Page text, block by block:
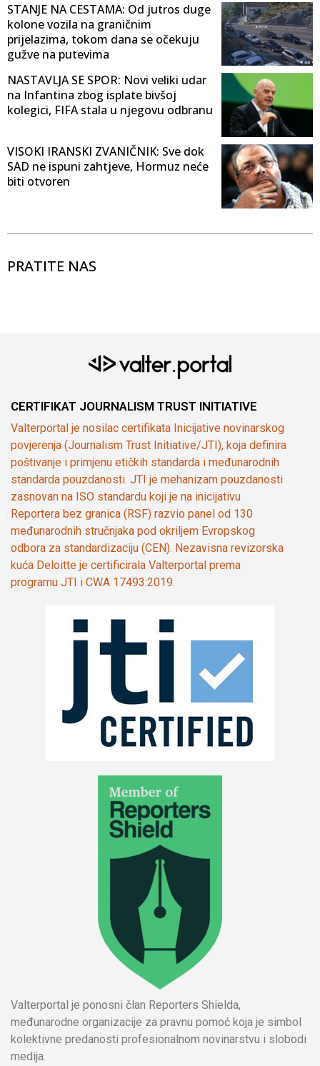
STANJE NA CESTAMA: Od jutros duge
kolone vozila na graničnim
prijelazima, tokom dana se očekuju
gužve na putevima
NASTAVLJA SE SPOR: Novi veliki udar
na Infantina zbog isplate bivšoj
kolegici, FIFA stala u njegovu odbranu
VISOKI IRANSKI ZVANIČNIK: Sve dok
SAD ne ispuni zahtjeve, Hormuz neće
biti otvoren
PRATITE NAS
CERTIFIKAT JOURNALISM TRUST INITIATIVE
Valterportal je nosilac certifikata Inicijative novinarskog
povjerenja (Journalism Trust Initiative/JTI), koja definira
poštivanje i primjenu etičkih standarda i međunarodnih
standarda pouzdanosti. JTI je mehanizam pouzdanosti
zasnovan na ISO standardu koji je na inicijativu
Reportera bez granica (RSF) razvio panel od 130
međunarodnih stručnjaka pod okriljem Evropskog
odbora za standardizaciju (CEN). Nezavisna revizorska
kuća Deloitte je certificirala Valterportal prema
programu JTI i CWA 17493:2019.
Valterportal je ponosni član Reporters Shielda,
međunarodne organizacije za pravnu pomoć koja je simbol
kolektivne predanosti profesionalnom novinarstvu i slobodi
medija.